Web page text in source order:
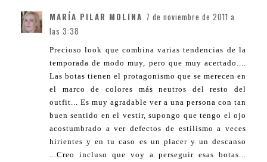
MARÍA PILAR MOLINA 7 de noviembre de 2011 a
las 3:38
Precioso look que combina varias tendencias de la
temporada de modo muy, pero que muy acertado....
Las botas tienen el protagonismo que se merecen en
el marco de colores más neutros del resto del
outfit... Es muy agradable ver a una persona con tan
buen sentido en el vestir, supongo que tengo el ojo
acostumbrado a ver defectos de estilismo a veces
hirientes y en tu caso es un placer y un descanso
...Creo incluso que voy a perseguir esas botas...